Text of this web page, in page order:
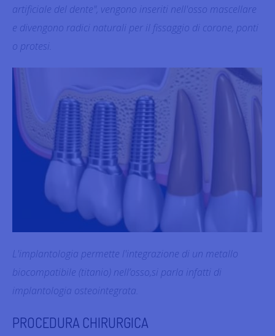
artificiale del dente", vengono inseriti nell'osso mascellare
e divengono radici naturali per il fissaggio di corone, ponti
o protesi.
L'implantologia permette l'integrazione di un metallo
biocompatibile (titanio) nell’osso,si parla infatti di
implantologia osteointegrata.
PROCEDURA CHIRURGICA